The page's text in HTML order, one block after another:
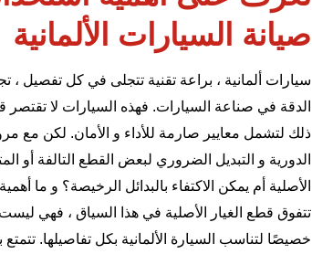
صيانة السيارات الألمانية
سيارات ألمانية ، براعة تقنية تتجلى في كل تفصيل ،
الدقة في صناعة السيارات. فهذه السيارات لا تقتصر
ذلك لتشمل معايير صارمة للأداء و الأمان. لكن مع
الدورية و التبديل الضروري لبعض القطع التالفة أو
الأصلية أم يمكن الاكتفاء بالبدائل الرخيصة؟ و ما
تتفوق قطع الغيار الأصلية في هذا السياق ، فهي
خصيصًا لتناسب السيارة الألمانية بكل تفاصيلها.